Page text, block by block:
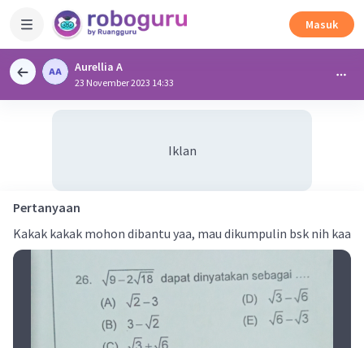
Masuk
Aurellia A
23 November 2023 14:33
Iklan
Pertanyaan
Kakak kakak mohon dibantu yaa, mau dikumpulin bsk nih kaa